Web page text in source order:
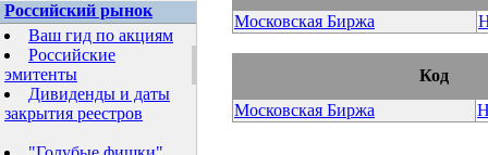
Российский рынок
Ваш гид по акциям
Российские
эмитенты
Дивиденды и даты
закрытия реестров
Московская Биржа
Код
Московская Биржа